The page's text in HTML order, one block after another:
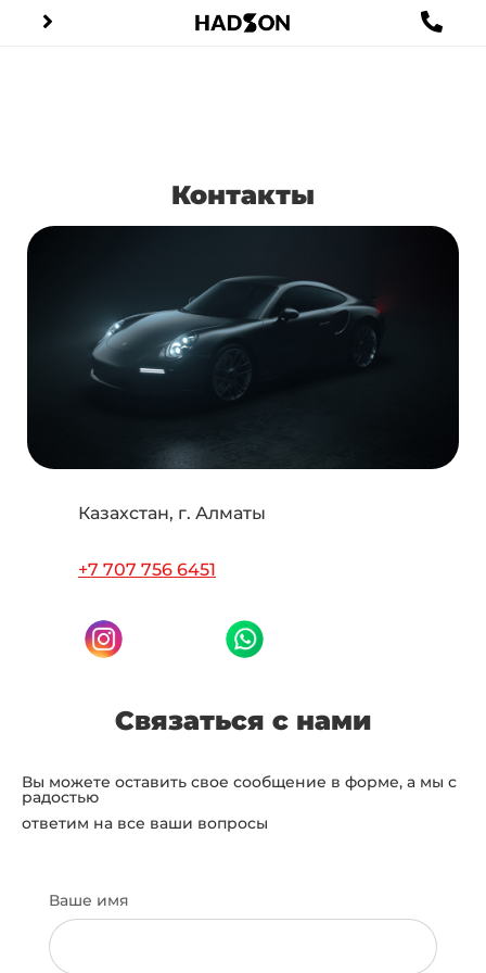
Контакты
Казахстан, г. Алматы
+7 707 756 6451
Связаться с нами
Вы можете оставить свое сообщение в форме, а мы с
радостью
ответим на все ваши вопросы
Ваше имя